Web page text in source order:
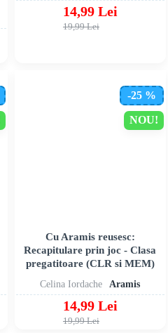
14,99 Lei
19,99 Lei
NOU!
-25 %
Celina Iordache Aramis
Cu Aramis reusesc:
Recapitulare prin joc - Clasa
pregatitoare (CLR si MEM)
14,99 Lei
19,99 Lei